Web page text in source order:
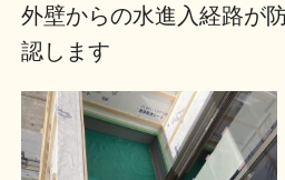
外壁からの水進入経路が
認します